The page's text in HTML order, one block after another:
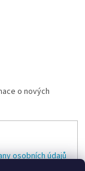
o nových
osobních údajů